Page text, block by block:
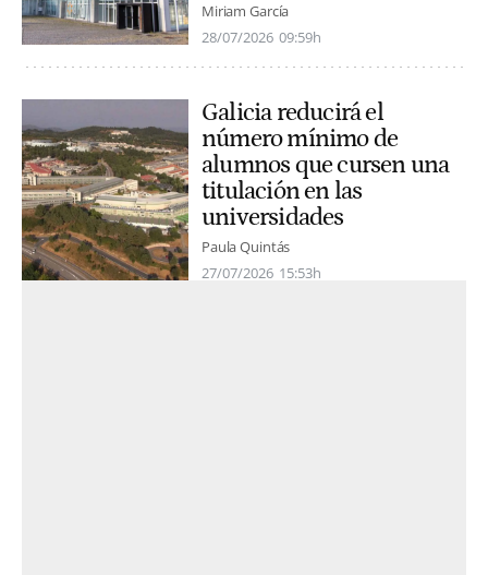
Miriam García
28/07/2026 09:59h
Galicia reducirá el
número mínimo de
alumnos que cursen una
titulación en las
universidades
Paula Quintás
27/07/2026 15:53h